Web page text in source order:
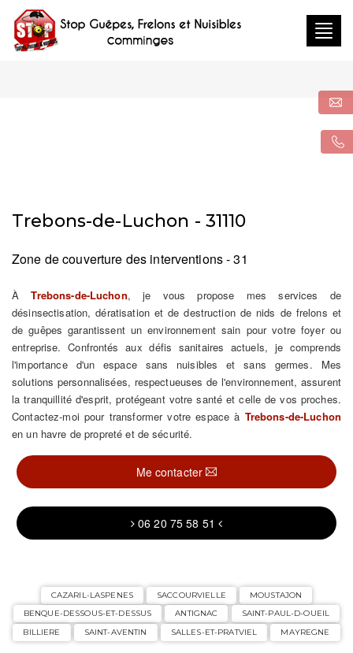
Trebons-de-Luchon - 31110
Zone de couverture des interventions - 31
ÀTrebons-de-Luchon, je vous propose mes services de
désinsectisation, dératisation et de destruction de nids de frelons et
de guêpes garantissent un environnement sain pour votre foyer ou
entreprise. Confrontés aux défis sanitaires actuels, je comprends
l'importance d'un espace sans nuisibles et sans germes. Mes
solutions personnalisées, respectueuses de l'environnement, assurent
la tranquillité d'esprit, protégeant votre santé et celle de vos proches.
Contactez-moi pour transformer votre espace à Trebons-de-Luchon
en un havre de propreté et de sécurité.
Me contacter
06 20 75 58 51
CAZARIL-LASPENES SACCOURVIELLE
MOUSTAJON
BENQUE-DESSOUS-ET-DESSUS
ANTIGNAC
SAINT-PAUL-D-OUEIL
BILLIERE
SAINT-AVENTIN SALLES-ET-PRATVIEL MAYREGNE